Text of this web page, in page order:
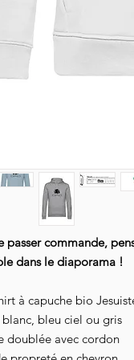
passer commande,
dans le diaporama !
à capuche bio
bleu ciel ou gris
doublée avec cordon